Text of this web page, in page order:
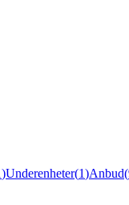
)Underenheter(1)Anbud(